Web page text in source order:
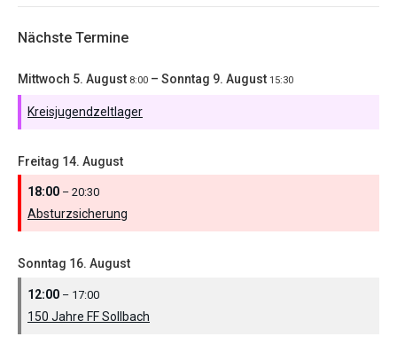
Nächste Termine
Mittwoch 5. August 8:00 – Sonntag 9. August 15:30
Kreisjugendzeltlager
Freitag 14. August
18:00 – 20:30
Absturzsicherung
Sonntag 16. August
12:00 – 17:00
150 Jahre FF Sollbach